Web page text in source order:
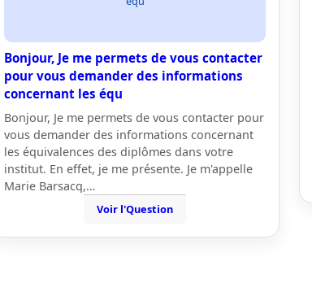
Bonjour, Je me permets de vous contacter
pour vous demander des informations
concernant les équ
Bonjour, Je me permets de vous contacter pour
vous demander des informations concernant
les équivalences des diplômes dans votre
institut. En effet, je me présente. Je m'appelle
Marie Barsacq,…
Voir l'Question